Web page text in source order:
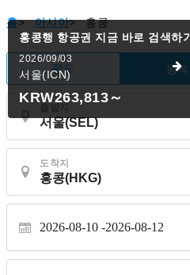
홈> 아시아> 홍콩
편도 왕복
도착지
2026-08-10 2026-08-12
홍콩행 항공권 지금 바로 검색하기
2026/09/03
서울(ICN)
KRW263,813～